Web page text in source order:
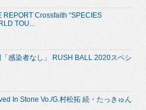
REPORT Crossfaith “SPECIES
TOU...
感染者なし」 RUSH BALL 2020スペシ
In Stone Vo./G.村松拓 続・たっきゅん